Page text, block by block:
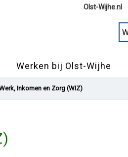
Olst-Wijhe.nl
Werken bij Olst-Wijhe
Inkomen en Zorg (WIZ)